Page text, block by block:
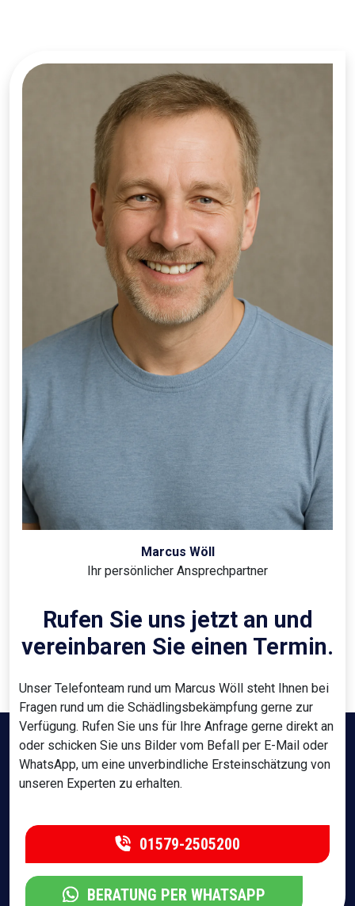
Marcus Wöll
Ihr persönlicher Ansprechpartner
Rufen Sie uns jetzt an und
vereinbaren Sie einen Termin.
Unser Telefonteam rund um Marcus Wöll steht Ihnen bei
Fragen rund um die Schädlingsbekämpfung gerne zur
Verfügung. Rufen Sie uns für Ihre Anfrage gerne direkt an
oder schicken Sie uns Bilder vom Befall per E-Mail oder
WhatsApp, um eine unverbindliche Ersteinschätzung von
unseren Experten zu erhalten.
01579-2505200
BERATUNG PER WHATSAPP